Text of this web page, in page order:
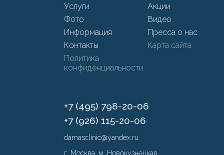
Услуги
Акции
Фото
Видео
Информация
Пресса о нас
Контакты
Карта сайта
Политика
конфиденциальности
+7 (495) 798-20-06
+7 (926) 115-20-06
damasclinic@yandex.ru
г. Москва, м. Новокузнецкая,